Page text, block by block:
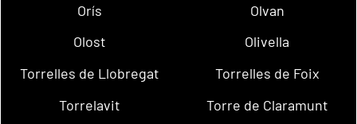
Orís
Olvan
Olost
Olivella
Torrelles de Llobregat
Torrelles de Foix
Torrelavit
Torre de Claramunt